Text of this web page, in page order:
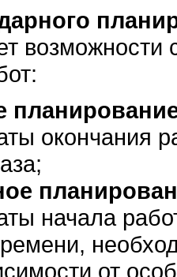
окончания
начала
от